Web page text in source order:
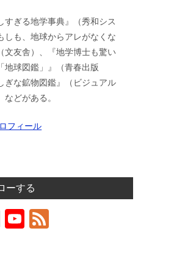
すぎる地学事典』（秀和シス
しも、地球からアレがなくな
文友舎）、『地学博士も驚い
地球図鑑」』（青春出版
ぎな鉱物図鑑』（ビジュアル
などがある。
フィール
ーする
Ti
Y